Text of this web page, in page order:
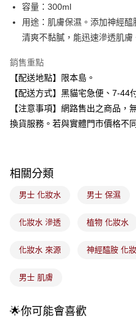
上海商業儲蓄銀行
國泰世華商業銀行
臺灣中小企業銀行
聯邦商業銀行
元大商業銀行
台新國際商業銀行
台灣樂天信用卡公司
LINE Pay
Apple Pay
悠遊付
Google Pay
全盈+PAY
【大哥付你分期使用說明】
2.付款方式選擇「大哥付你分期」，
成交易。
3.實際核准額度、可分期數及費用金
消。如遇「轉專審核」未通過狀況，
【繳款方式說明】
1.分期款項不併入電信帳單，「大哥
2.透過簡訊連結打開帳單後，可選擇
帳／街口支付／iPASS MONEY」等通
每筆NT$100，滿NT$899(含以上
付款後全家取貨
7-11取貨付款
容量：300ml
用途：肌膚保濕。添加神經
清爽不黏膩，能迅速滲透肌膚
銷售重點
【配送地點】限本島。
【配送方式】黑貓宅急便、7-
【注意事項】網路售出之商品，
換貨服務。若與實體門市價格不
相關分類
男士 化妝水 男士 保濕
化妝水 滲透 植物 化妝水
化妝水 來源 神經醯胺 化
男士 肌膚
🌟你可能會喜歡